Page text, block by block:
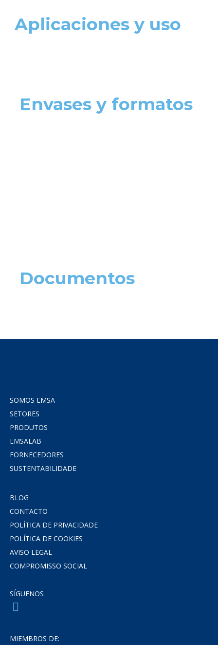
Aplicaciones y uso
Envases y formatos
Documentos
SOMOS EMSA
SETORES
PRODUTOS
EMSALAB
FORNECEDORES
SUSTENTABILIDADE
BLOG
CONTACTO
POLÍTICA DE PRIVACIDADE
POLÍTICA DE COOKIES
AVISO LEGAL
COMPROMISSO SOCIAL
SÍGUENOS
MIEMBROS DE: